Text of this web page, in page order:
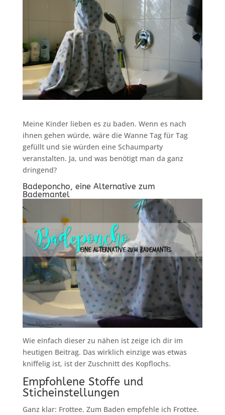
Meine Kinder lieben es zu baden. Wenn es nach
ihnen gehen würde, wäre die Wanne Tag für Tag
gefüllt und sie würden eine Schaumparty
veranstalten. Ja, und was benötigt man da ganz
dringend?
Badeponcho, eine Alternative zum
Bademantel
Wie einfach dieser zu nähen ist zeige ich dir im
heutigen Beitrag. Das wirklich einzige was etwas
kniffelig ist, ist der Zuschnitt des Kopflochs.
Empfohlene Stoffe und
Sticheinstellungen
Ganz klar: Frottee. Zum Baden empfehle ich Frottee.